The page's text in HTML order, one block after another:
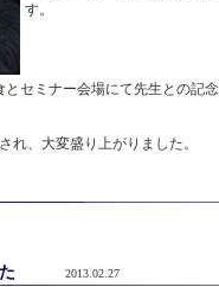
す。
とセミナー会場にて先生との記
れ、大変盛り上がりました。
2013.02.27